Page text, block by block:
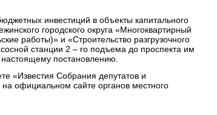
инвестиций в объекты капитального
городского округа «Многоквартирный
работы)» и «Строительство разгрузочного
станции 2 – го подъема до проспекта им
постановлению.
«Известия Собрания депутатов и
официальном сайте органов местного